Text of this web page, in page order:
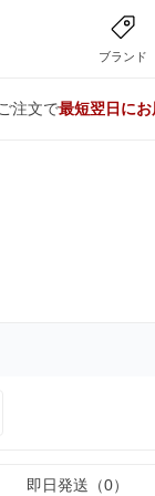
ブランド
注文で最短翌日にお
即日発送（0）